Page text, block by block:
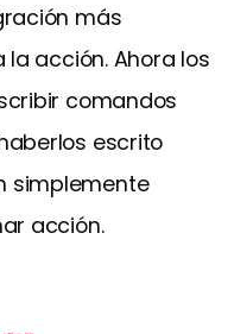
más
acción. Ahora los
comandos
escrito
simplemente
acción.